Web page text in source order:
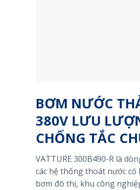
BƠM NƯỚC
380V LƯU
CHỐNG TẮC
VATTURE 300B490-R là
các hệ thống thoát nước
bơm đô thị, khu công